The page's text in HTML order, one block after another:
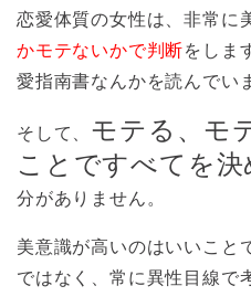
恋愛体質の女性は、非常に
かモテないかで判断をしま
愛指南書なんかを読んでい
そして、 モテる、モ
ことですべてを決
分がありません。
美意識が高いのはいいこと
ではなく、常に異性目線で